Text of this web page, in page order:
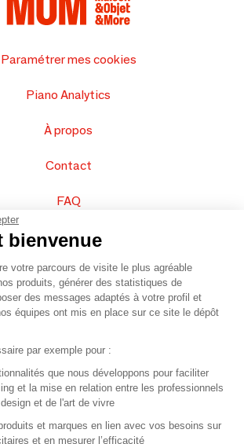
Paramétrer mes cookies
Piano Analytics
À propos
Contact
FAQ
Vendez vos produits
Plan du site
–Organisation SAFI
Recrutement
bienvenue
votre parcours de visite le plus agréable
produits, générer des statistiques de
des messages adaptés à votre profil et
équipes ont mis en place sur ce site le dépôt
par exemple pour :
que nous développons pour faciliter
et la mise en relation entre les professionnels
et de l'art de vivre
et marques en lien avec vos besoins sur
et en mesurer l’efficacité